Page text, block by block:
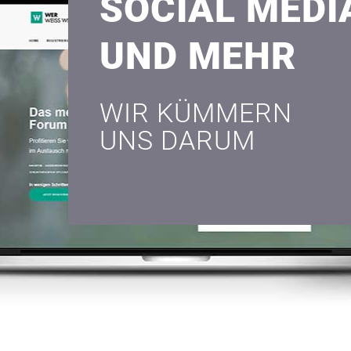
SOCIAL
UND MEHR
WIR KÜMMERN
UNS DARUM